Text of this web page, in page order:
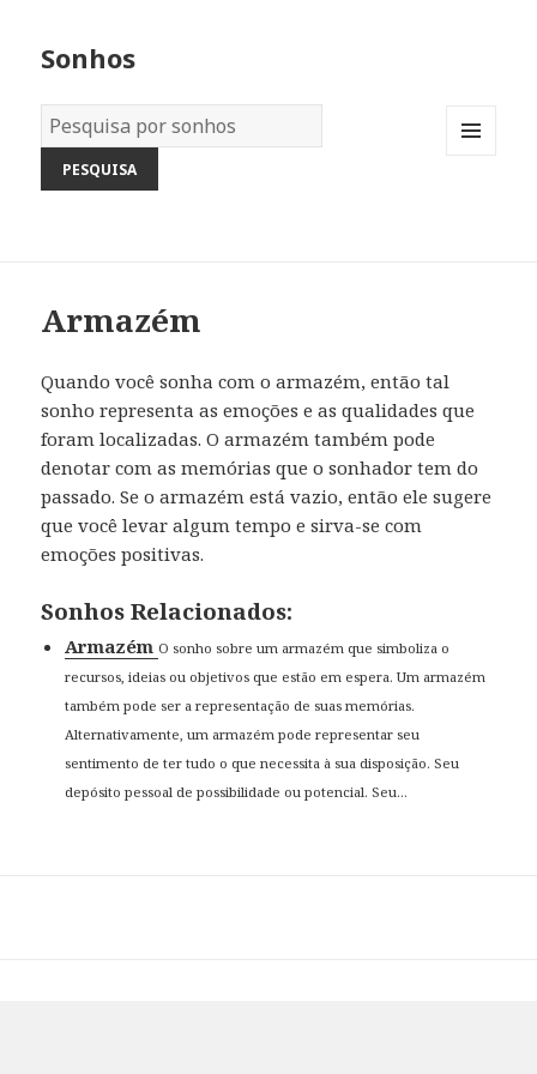
Sonhos
Dicionário
dos
Sonhos:
Armazém
Quando você sonha com o armazém, então tal
sonho representa as emoções e as qualidades que
foram localizadas. O armazém também pode
denotar com as memórias que o sonhador tem do
passado. Se o armazém está vazio, então ele sugere
que você levar algum tempo e sirva-se com
emoções positivas.
Sonhos Relacionados:
Armazém O sonho sobre um armazém que simboliza o
recursos, ideias ou objetivos que estão em espera. Um armazém
também pode ser a representação de suas memórias.
Alternativamente, um armazém pode representar seu
sentimento de ter tudo o que necessita à sua disposição. Seu
depósito pessoal de possibilidade ou potencial. Seu...